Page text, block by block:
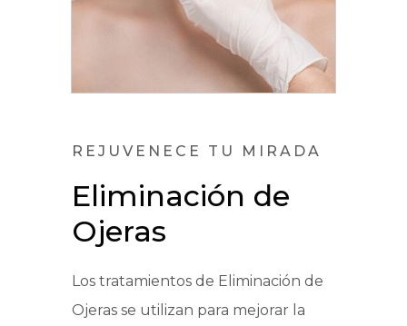
REJUVENECE TU MIRADA
Eliminación de
Ojeras
Los tratamientos de Eliminación de
Ojeras se utilizan para mejorar la